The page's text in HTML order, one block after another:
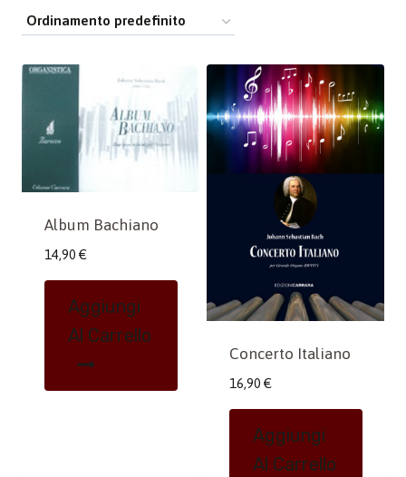
Album Bachiano
14,90 €
Aggiungi
Al Carrello
Concerto Italiano
16,90 €
Aggiungi
Al Carrello